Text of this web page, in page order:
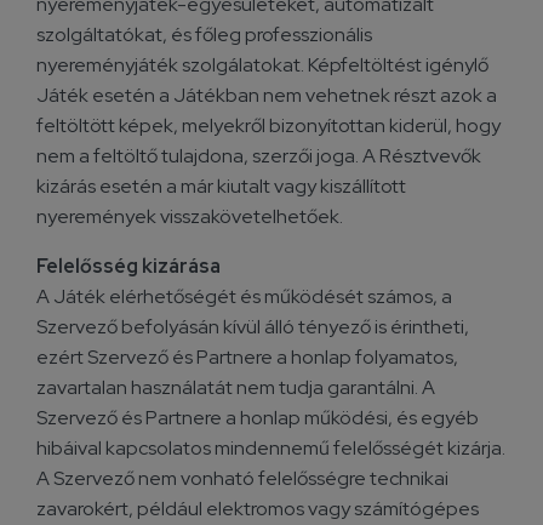
szolgáltatókat, és főleg professzionális
nyereményjáték szolgálatokat. Képfeltöltést igénylő
Játék esetén a Játékban nem vehetnek részt azok a
feltöltött képek, melyekről bizonyítottan kiderül, hogy
nem a feltöltő tulajdona, szerzői joga. A Résztvevők
kizárás esetén a már kiutalt vagy kiszállított
nyeremények visszakövetelhetőek.
Felelősség kizárása
A Játék elérhetőségét és működését számos, a
Szervező befolyásán kívül álló tényező is érintheti,
ezért Szervező és Partnere a honlap folyamatos,
zavartalan használatát nem tudja garantálni. A
Szervező és Partnere a honlap működési, és egyéb
hibáival kapcsolatos mindennemű felelősségét kizárja.
A Szervező nem vonható felelősségre technikai
zavarokért, például elektromos vagy számítógépes